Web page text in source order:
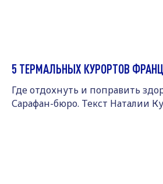
5 ТЕРМАЛЬНЫХ КУРОРТОВ
Где отдохнуть и поправить
Сарафан-бюро. Текст Наталии